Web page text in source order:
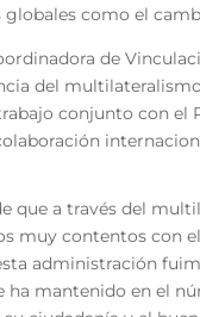
globales como el
de
del
conjunto con
que a través del
muy contentos con
administración
ha mantenido en el